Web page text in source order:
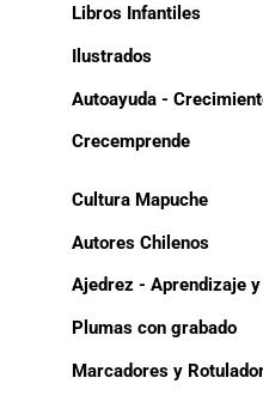
Libros Infantiles
Ilustrados
Autoayuda -
Crecemprende
Cultura Mapuche
Autores Chilenos
Ajedrez - Aprendizaje
Plumas con grabado
Marcadores y